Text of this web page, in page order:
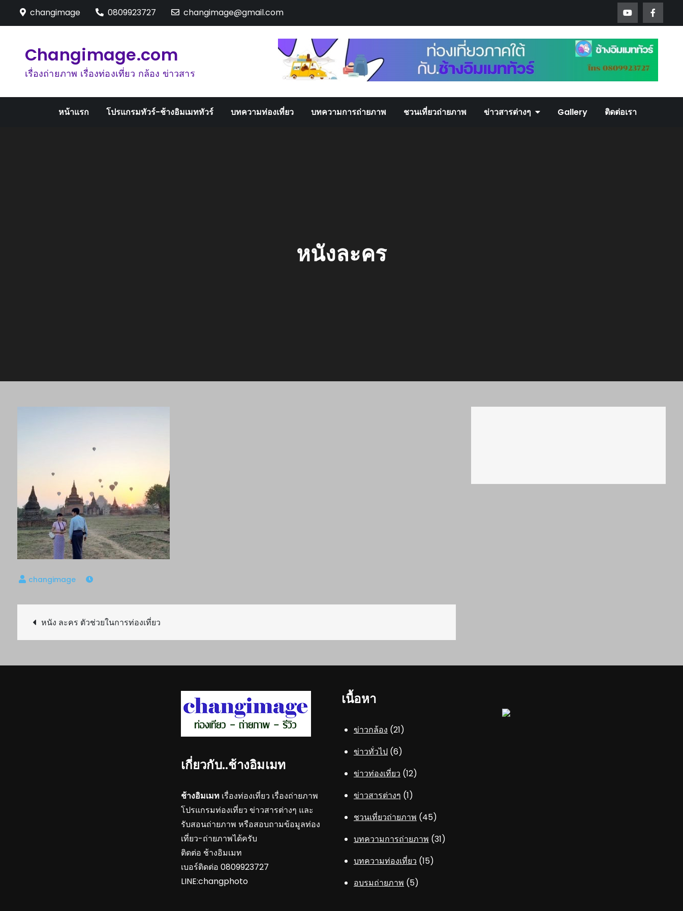
changimage 0809923727 changimage@gmail.com
Changimage.com
เรื่องถ่ายภาพ เรื่องท่องเที่ยว กล้อง ข่าวสาร
หน้าแรก โปรแกรมทัวร์-ช้างอิมเมททัวร์ บทความท่องเที่ยว บทความการถ่ายภาพ ชวนเที่ยวถ่ายภาพ ข่าวสารต่างๆ Gallery ติดต่อเรา
หนังละคร
Post
หนัง ละคร ตัวช่วยในการท่องเที่ยว
เกี่ยวกับ..ช้างอิมเมท
ช้างอิมเมทเรื่องท่องเที่ยว เรื่องถ่ายภาพ
โปรแกรมท่องเที่ยว ข่าวสารต่างๆ และ
รับสอนถ่ายภาพ หรือสอบถามข้อมูลท่อง
เที่ยว-ถ่ายภาพได้ครับ
ติดต่อ ช้างอิมเมท
เบอร์ติดต่อ 0809923727
LINE:changphoto
เนื้อหา
ข่าวกล้อง (21)
ข่าวทั่วไป(6)
ข่าวท่องเที่ยว (12)
ข่าวสารต่างๆ (1)
ชวนเที่ยวถ่ายภาพ (45)
บทความการถ่ายภาพ (31)
บทความท่องเที่ยว (15)
อบรมถ่ายภาพ (5)